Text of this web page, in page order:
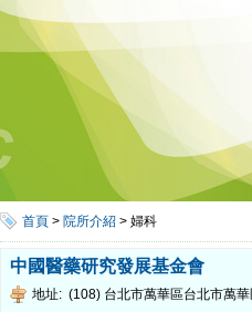
首頁 > 院所介紹 > 婦科
中國醫藥研究發展基金會
地址: (108) 台北市萬華區台北市萬